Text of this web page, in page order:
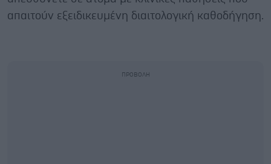
απαιτούν εξειδικευμένη διαιτολογική καθοδήγηση.